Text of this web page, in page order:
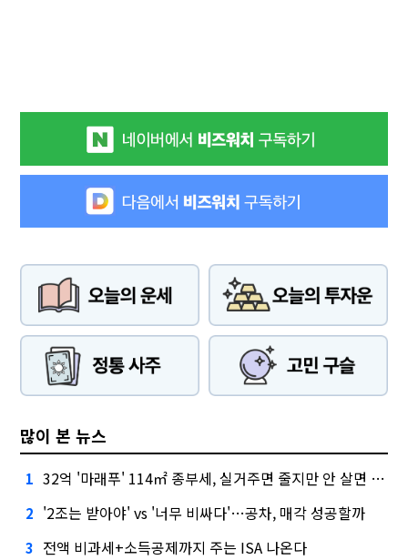
많이 본 뉴스
1 32억 '마래푸' 114㎡ 종부세, 실거주면 줄지만 안 살면 2.5배
2 '2조는 받아야' vs '너무 비싸다'…공차, 매각 성공할까
3 전액 비과세+소득공제까지 주는 ISA 나온다